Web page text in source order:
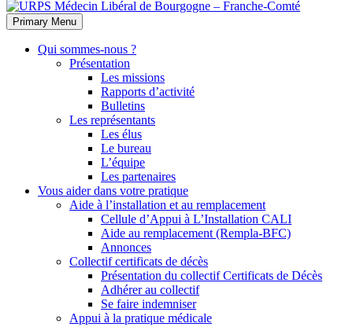
Primary Menu
Qui sommes-nous ?
Présentation
Les missions
Rapports d’activité
Bulletins
Les représentants
Les élus
Le bureau
L’équipe
Les partenaires
Vous aider dans votre pratique
Aide à l’installation et au remplacement
Cellule d’Appui à L’Installation CALI
Aide au remplacement (Rempla-BFC)
Annonces
Collectif certificats de décès
Présentation du collectif Certificats de Décès
Adhérer au collectif
Se faire indemniser
Appui à la pratique médicale